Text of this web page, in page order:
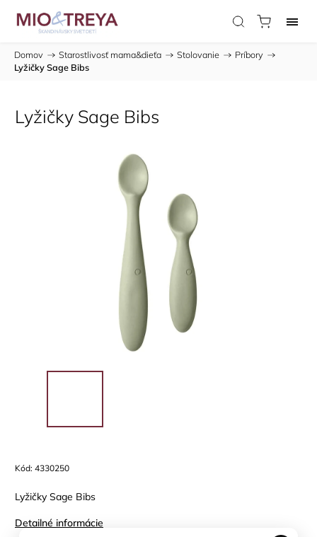
Domov / Starostlivosť mama&dieťa / Stolovanie / Príbory /
Lyžičky Sage Bibs
Lyžičky Sage Bibs
Kód: 4330250
Lyžičky Sage Bibs
Detailné informácie